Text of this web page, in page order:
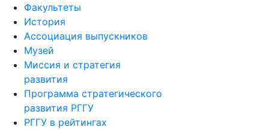
Факультеты
История
Ассоциация выпускников
Музей
Миссия и стратегия
развития
Программа стратегического
развития РГГУ
РГГУ в рейтингах